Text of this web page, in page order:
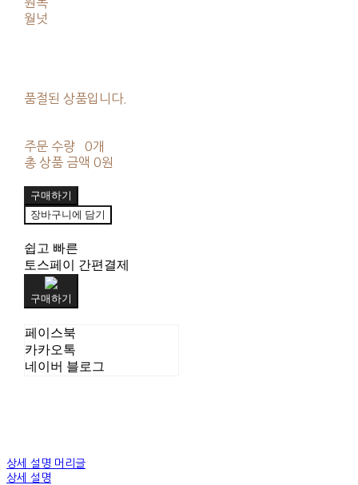
월넛
품절된 상품입니다.
주문 수량
0개
총 상품 금액 0원
구매하기
장바구니에 담기
쉽고 빠른
토스페이 간편결제
구매하기
페이스북
카카오톡
네이버 블로그
상세 설명 머리글
상세 설명